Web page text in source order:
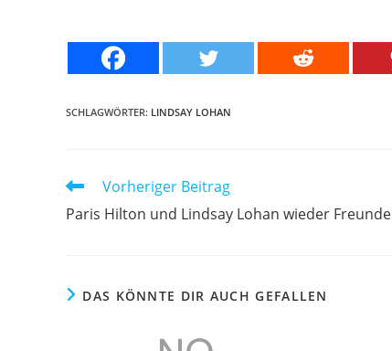
SCHLAGWÖRTER: LINDSAY LOHAN
Weitere
ansehen
Vorheriger Beitrag
Paris Hilton und Lindsay Lohan wieder Freunde
DAS KÖNNTE DIR AUCH GEFALLEN